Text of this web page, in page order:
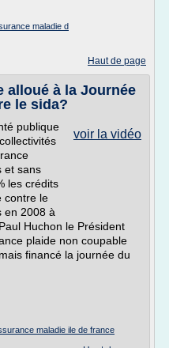
maladie d
Haut de page
alloué à la Journée
le sida?
voir la vidéo
publique
et sans
les crédits
contre le
en 2008 à
Huchon le Président
plaide non coupable
financé la journée du
maladie ile de france